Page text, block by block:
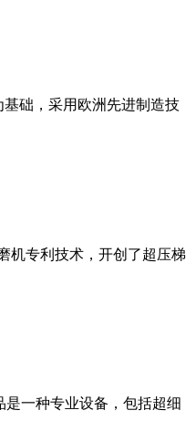
础，采用欧洲先进制造技
机专利技术，开创了超压梯
一种专业设备，包括超细